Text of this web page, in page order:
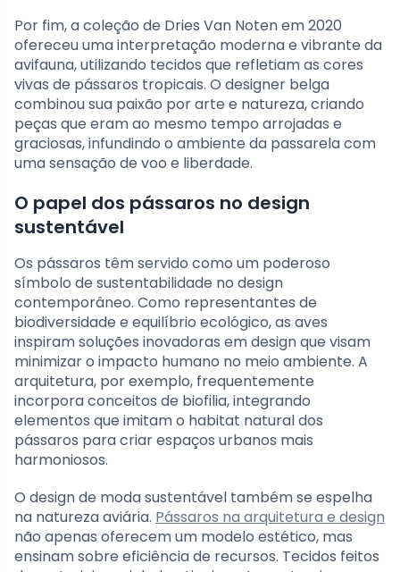
Por fim, a coleção de Dries Van Noten em 2020
ofereceu uma interpretação moderna e vibrante da
avifauna, utilizando tecidos que refletiam as cores
vivas de pássaros tropicais. O designer belga
combinou sua paixão por arte e natureza, criando
peças que eram ao mesmo tempo arrojadas e
graciosas, infundindo o ambiente da passarela com
uma sensação de voo e liberdade.
O papel dos pássaros no design
sustentável
Os pássaros têm servido como um poderoso
símbolo de sustentabilidade no design
contemporâneo. Como representantes de
biodiversidade e equilíbrio ecológico, as aves
inspiram soluções inovadoras em design que visam
minimizar o impacto humano no meio ambiente. A
arquitetura, por exemplo, frequentemente
incorpora conceitos de biofilia, integrando
elementos que imitam o habitat natural dos
pássaros para criar espaços urbanos mais
harmoniosos.
O design de moda sustentável também se espelha
na natureza aviária. Pássaros na arquitetura e design
não apenas oferecem um modelo estético, mas
ensinam sobre eficiência de recursos. Tecidos feitos